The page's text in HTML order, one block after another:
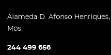
Alameda D. Afonso
Mós
244 499 656